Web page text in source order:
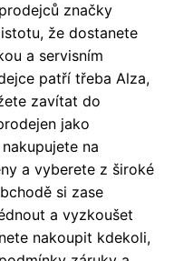
značky
že dostanete
a servisním
patří třeba Alza,
zavítat do
jako
na
a vyberete z široké
si zase
a vyzkoušet
nakoupit kdekoli,